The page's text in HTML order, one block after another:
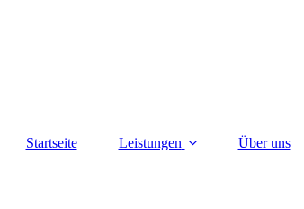
Startseite Leistungen Über uns